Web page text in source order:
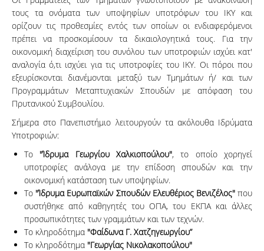
τους τα ονόματα των υποψηφίων υποτρόφων του ΙΚΥ και
ορίζουν τις προθεσμίες εντός των οποίων οι ενδιαφερόμενοι
πρέπει να προσκομίσουν τα δικαιολογητικά τους. Για την
οικονομική διαχείριση του συνόλου των υποτροφιών ισχύει κατ'
αναλογία ό,τι ισχύει για τις υποτροφίες του ΙΚΥ. Οι πόροι που
εξευρίσκονται διανέμονται μεταξύ των Τμημάτων ή/ και των
Προγραμμάτων Μεταπτυχιακών Σπουδών με απόφαση του
Πρυτανικού Συμβουλίου.
Σήμερα στο Πανεπιστήμιο λειτουργούν τα ακόλουθα Ιδρύματα
Υποτροφιών:
Το "Ίδρυμα Γεωργίου Χαλκιοπούλου", το οποίο χορηγεί
υποτροφίες ανάλογα με την επίδοση σπουδών και την
οικονομική κατάσταση των υποψηφίων.
Το "Ίδρυμα Ευρωπαϊκών Σπουδών Ελευθέριος Βενιζέλος"που
συστήθηκε από καθηγητές του ΟΠΑ, του ΕΚΠΑ και άλλες
προσωπικότητες των γραμμάτων και των τεχνών.
Το κληροδότημα "Φαίδωνα Γ. Χατζηγεωργίου”
Το κληροδότημα "Γεωργίας Νικολακοπούλου"